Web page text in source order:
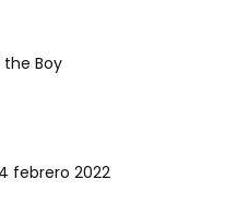
the Boy
4 febrero 2022